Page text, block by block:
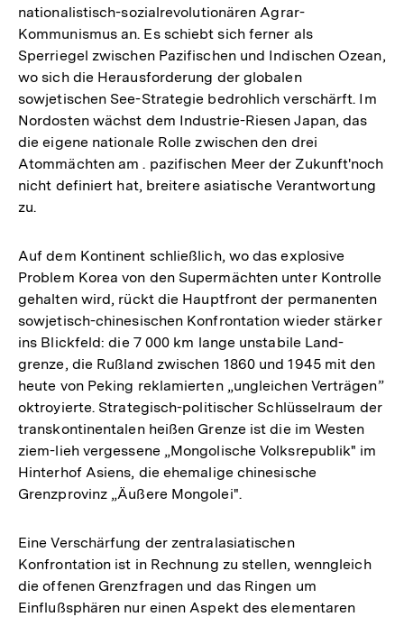
nationalistisch-sozialrevolutionären Agrar-
Kommunismus an. Es schiebt sich ferner als
Sperriegel zwischen Pazifischen und Indischen Ozean,
wo sich die Herausforderung der globalen
sowjetischen See-Strategie bedrohlich verschärft. Im
Nordosten wächst dem Industrie-Riesen Japan, das
die eigene nationale Rolle zwischen den drei
Atommächten am . pazifischen Meer der Zukunft'noch
nicht definiert hat, breitere asiatische Verantwortung
zu.
Auf dem Kontinent schließlich, wo das explosive
Problem Korea von den Supermächten unter Kontrolle
gehalten wird, rückt die Hauptfront der permanenten
sowjetisch-chinesischen Konfrontation wieder stärker
ins Blickfeld: die 7 000 km lange unstabile Land-
grenze, die Rußland zwischen 1860 und 1945 mit den
heute von Peking reklamierten „ungleichen Verträgen”
oktroyierte. Strategisch-politischer Schlüsselraum der
transkontinentalen heißen Grenze ist die im Westen
ziem-lieh vergessene „Mongolische Volksrepublik" im
Hinterhof Asiens, die ehemalige chinesische
Grenzprovinz „Äußere Mongolei".
Eine Verschärfung der zentralasiatischen
Konfrontation ist in Rechnung zu stellen, wenngleich
die offenen Grenzfragen und das Ringen um
Einflußsphären nur einen Aspekt des elementaren